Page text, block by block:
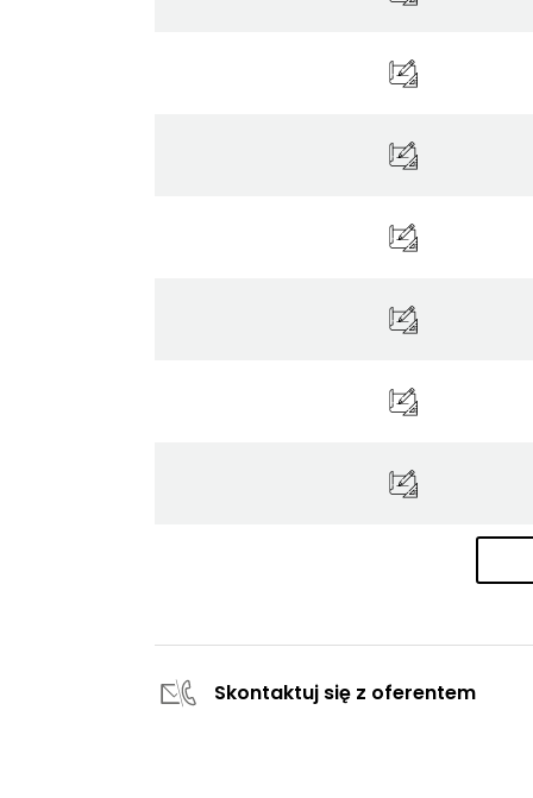
Skontaktuj się z oferentem